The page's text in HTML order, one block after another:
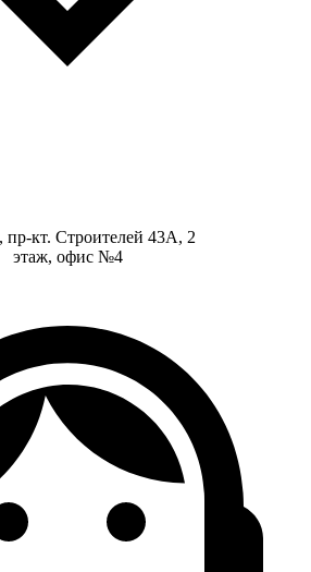
пр-кт. Строителей 43А, 2
этаж, офис №4